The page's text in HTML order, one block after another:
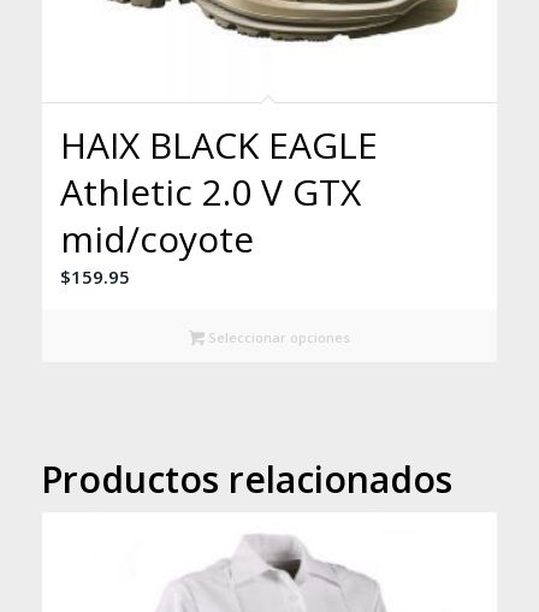
HAIX BLACK EAGLE
Athletic 2.0 V GTX
mid/coyote
$159.95
Seleccionar opciones
Productos relacionados